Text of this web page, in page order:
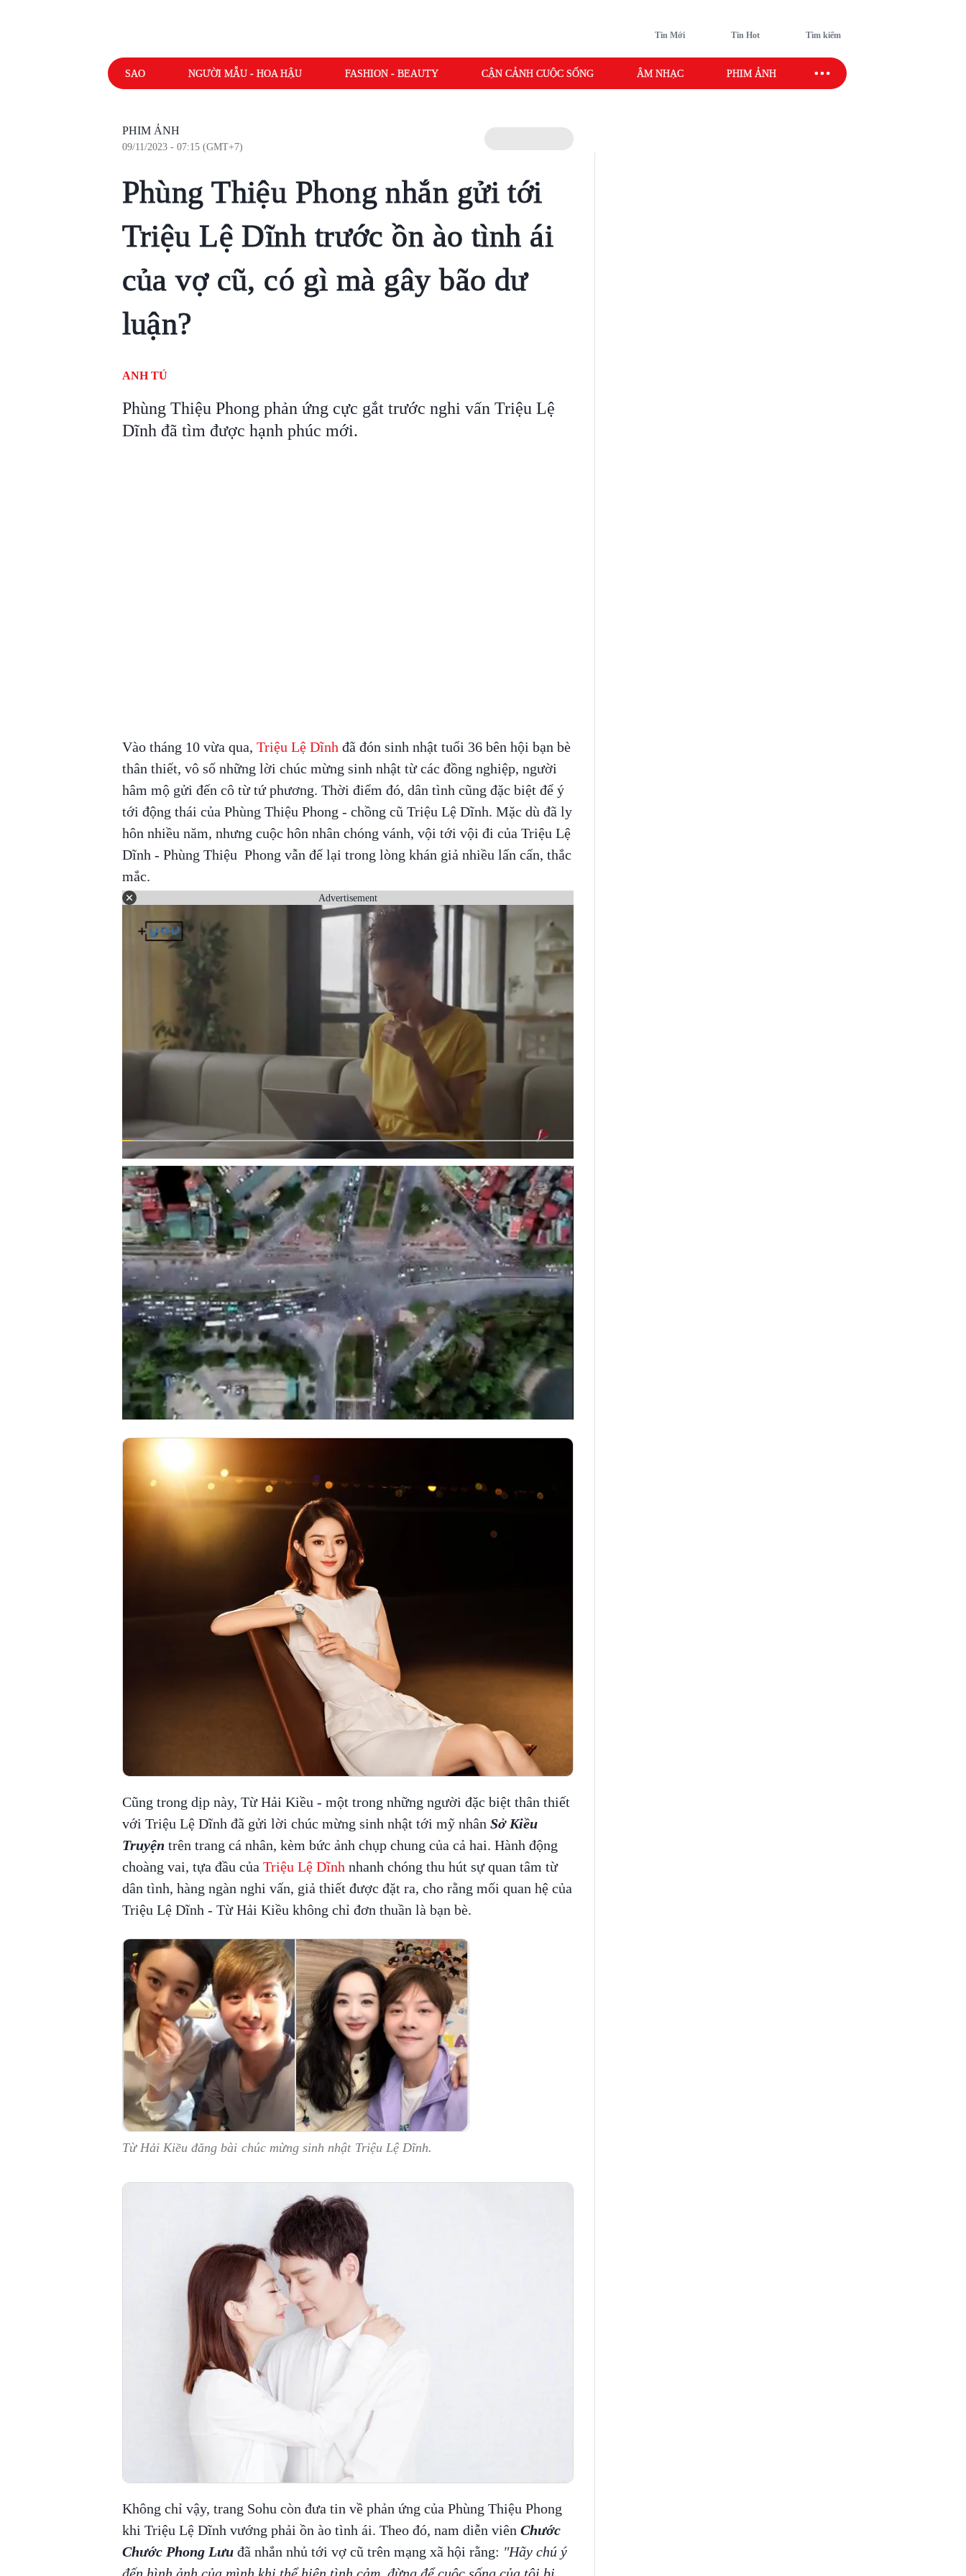
Tin Mới Tin Hot Tìm kiếm
SAO NGƯỜI MẪU - HOA HẬU FASHION - BEAUTY CẬN CẢNH CUỘC SỐNG ÂM NHẠC PHIM ẢNH SAO SPORT
PHIM ẢNH
09/11/2023 - 07:15 (GMT+7)
Phùng Thiệu Phong nhắn gửi tới
Triệu Lệ Dĩnh trước ồn ào tình ái
của vợ cũ, có gì mà gây bão dư
luận?
ANH TÚ
Phùng Thiệu Phong phản ứng cực gắt trước nghi vấn Triệu Lệ
Dĩnh đã tìm được hạnh phúc mới.
Vào tháng 10 vừa qua, Triệu Lệ Dĩnh đã đón sinh nhật tuổi 36 bên hội bạn bè
thân thiết, vô số những lời chúc mừng sinh nhật từ các đồng nghiệp, người
hâm mộ gửi đến cô từ tứ phương. Thời điểm đó, dân tình cũng đặc biệt để ý
tới động thái của Phùng Thiệu Phong - chồng cũ Triệu Lệ Dĩnh. Mặc dù đã ly
hôn nhiều năm, nhưng cuộc hôn nhân chóng vánh, vội tới vội đi của Triệu Lệ
Dĩnh - Phùng Thiệu Phong vẫn để lại trong lòng khán giả nhiều lấn cấn, thắc
mắc.
Advertisement
Cũng trong dịp này, Từ Hải Kiều - một trong những người đặc biệt thân thiết
với Triệu Lệ Dĩnh đã gửi lời chúc mừng sinh nhật tới mỹ nhân Sở Kiều
Truyện trên trang cá nhân, kèm bức ảnh chụp chung của cả hai. Hành động
choàng vai, tựa đầu của Triệu Lệ Dĩnh nhanh chóng thu hút sự quan tâm từ
dân tình, hàng ngàn nghi vấn, giả thiết được đặt ra, cho rằng mối quan hệ của
Triệu Lệ Dĩnh - Từ Hải Kiều không chỉ đơn thuần là bạn bè.
Từ Hải Kiều đăng bài chúc mừng sinh nhật Triệu Lệ Dĩnh.
Không chỉ vậy, trang Sohu còn đưa tin về phản ứng của Phùng Thiệu Phong
khi Triệu Lệ Dĩnh vướng phải ồn ào tình ái. Theo đó, nam diễn viên Chước
Chước Phong Lưuđã nhắn nhủ tới vợ cũ trên mạng xã hội rằng: "Hãy chú ý